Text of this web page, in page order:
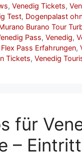
, Venedig Tickets,
Test, Dogenpalast
Burano Tour
Pass, Venedig,
Pass Erfahrungen,
Tickets, Venedig
für
–